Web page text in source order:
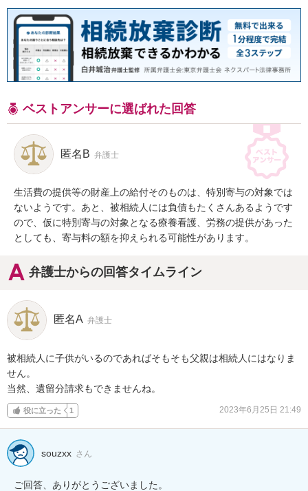
ベストアンサーに選ばれた回答
匿名B 弁護士
生活費の提供等の財産上の給付そのものは、特別寄与の対象では
ないようです。あと、被相続人には負債もたくさんあるようです
ので、仮に特別寄与の対象となる療養看護、労務の提供があった
としても、寄与料の額を抑えられる可能性があります。
弁護士からの回答タイムライン
匿名A 弁護士
被相続人に子供がいるのであればそもそも父親は相続人にはなりま
せん。
当然、遺留分請求もできませんね。
役に立った 1 2023年6月25日 21:49
souzxx さん
ご回答、ありがとうございました。